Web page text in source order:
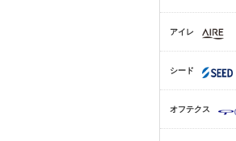
アイレ
シード
オフテクス